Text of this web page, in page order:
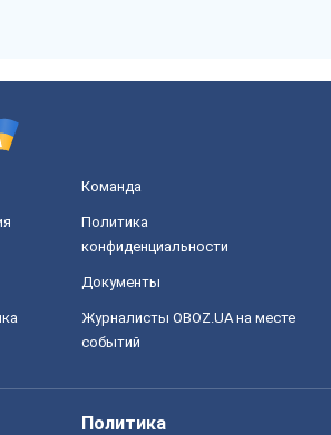
Команда
Политика
конфиденциальности
Документы
Журналисты OBOZ.UA на месте
событий
Политика